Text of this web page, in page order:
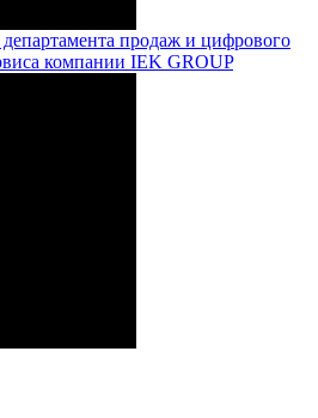
продаж и цифрового
компании IEK GROUP